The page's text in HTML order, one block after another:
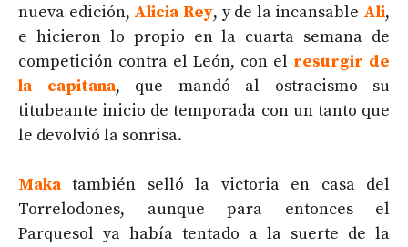
nueva edición, Alicia Rey, y de la incansable Ali,
e hicieron lo propio en la cuarta semana de
competición contra el León, con el resurgir de
la capitana, que mandó al ostracismo su
titubeante inicio de temporada con un tanto que
le devolvió la sonrisa.
Makatambién selló la victoria en casa del
Torrelodones, aunque para entonces el
Parquesol ya había tentado a la suerte de la